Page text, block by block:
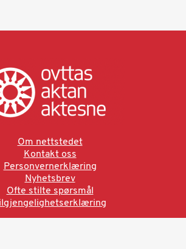
Om nettstedet
Kontakt oss
Personvernerklæring
Nyhetsbrev
Ofte stilte spørsmål